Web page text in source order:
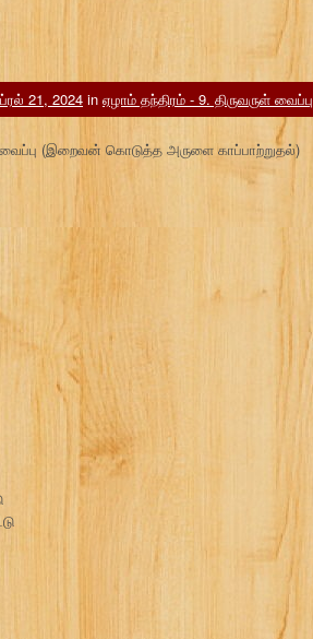
21, 2024 in ஏழாம் தந்திரம் - 9. திருவருள் வைப்பு
வைப்பு (இறைவன் கொடுத்த அருளை காப்பாற்றுதல்)